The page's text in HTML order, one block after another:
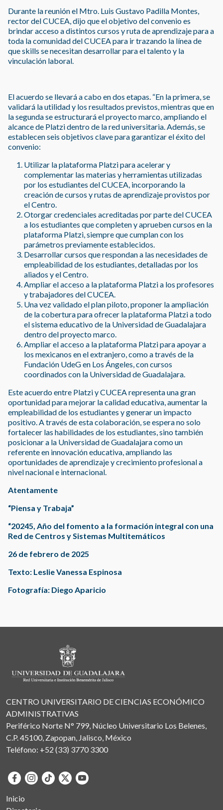
Durante la reunión el Mtro. Luis Gustavo Padilla Montes,
rector del CUCEA, dijo que el objetivo del convenio es
brindar acceso a distintos cursos y ruta de aprendizaje para a
toda la comunidad del CUCEA para ir trazando la línea de
que skills se necesitan desarrollar para el talento y la
vinculación laboral.
El acuerdo se llevará a cabo en dos etapas. “En la primera, se
validará la utilidad y los resultados previstos, mientras que en
la segunda se estructurará el proyecto marco, ampliando el
alcance de Platzi dentro de la red universitaria. Además, se
establecen seis objetivos clave para garantizar el éxito del
convenio:
Utilizar la plataforma Platzi para acelerar y
complementar las materias y herramientas utilizadas
por los estudiantes del CUCEA, incorporando la
creación de cursos y rutas de aprendizaje provistos por
el Centro.
Otorgar credenciales acreditadas por parte del CUCEA
a los estudiantes que completen y aprueben cursos en la
plataforma Platzi, siempre que cumplan con los
parámetros previamente establecidos.
Desarrollar cursos que respondan a las necesidades de
empleabilidad de los estudiantes, detalladas por los
aliados y el Centro.
Ampliar el acceso a la plataforma Platzi a los profesores
y trabajadores del CUCEA.
Una vez validado el plan piloto, proponer la ampliación
de la cobertura para ofrecer la plataforma Platzi a todo
el sistema educativo de la Universidad de Guadalajara
dentro del proyecto marco.
Ampliar el acceso a la plataforma Platzi para apoyar a
los mexicanos en el extranjero, como a través de la
Fundación UdeG en Los Ángeles, con cursos
coordinados con la Universidad de Guadalajara.
Este acuerdo entre Platzi y CUCEA representa una gran
oportunidad para mejorar la calidad educativa, aumentar la
empleabilidad de los estudiantes y generar un impacto
positivo. A través de esta colaboración, se espera no solo
fortalecer las habilidades de los estudiantes, sino también
posicionar a la Universidad de Guadalajara como un
referente en innovación educativa, ampliando las
oportunidades de aprendizaje y crecimiento profesional a
nivel nacional e internacional.
Atentamente
“Piensa y Trabaja”
“20245, Año del fomento a la formación integral con una
Red de Centros y Sistemas Multitemáticos
26 de febrero de 2025
Texto: Leslie Vanessa Espinosa
Fotografía: Diego Aparicio
CENTRO UNIVERSITARIO DE CIENCIAS ECONÓMICO
ADMINISTRATIVAS
Periférico Norte N° 799, Núcleo Universitario Los Belenes,
C.P. 45100, Zapopan, Jalisco, México
Teléfono: +52 (33) 3770 3300
Inicio